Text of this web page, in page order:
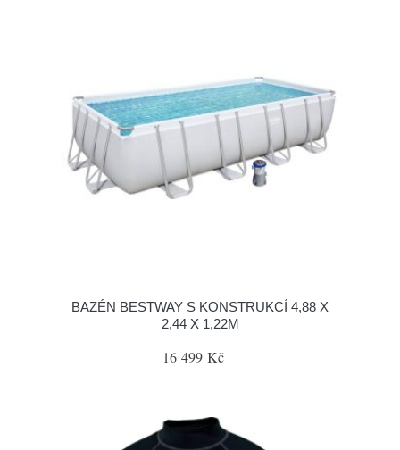
BAZÉN BESTWAY S KONSTRUKCÍ 4,88 X
2,44 X 1,22M
16 499 Kč